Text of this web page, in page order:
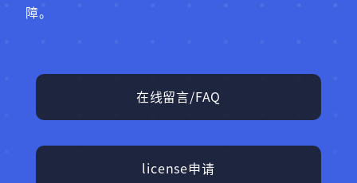
障。
在线留言/FAQ
license申请